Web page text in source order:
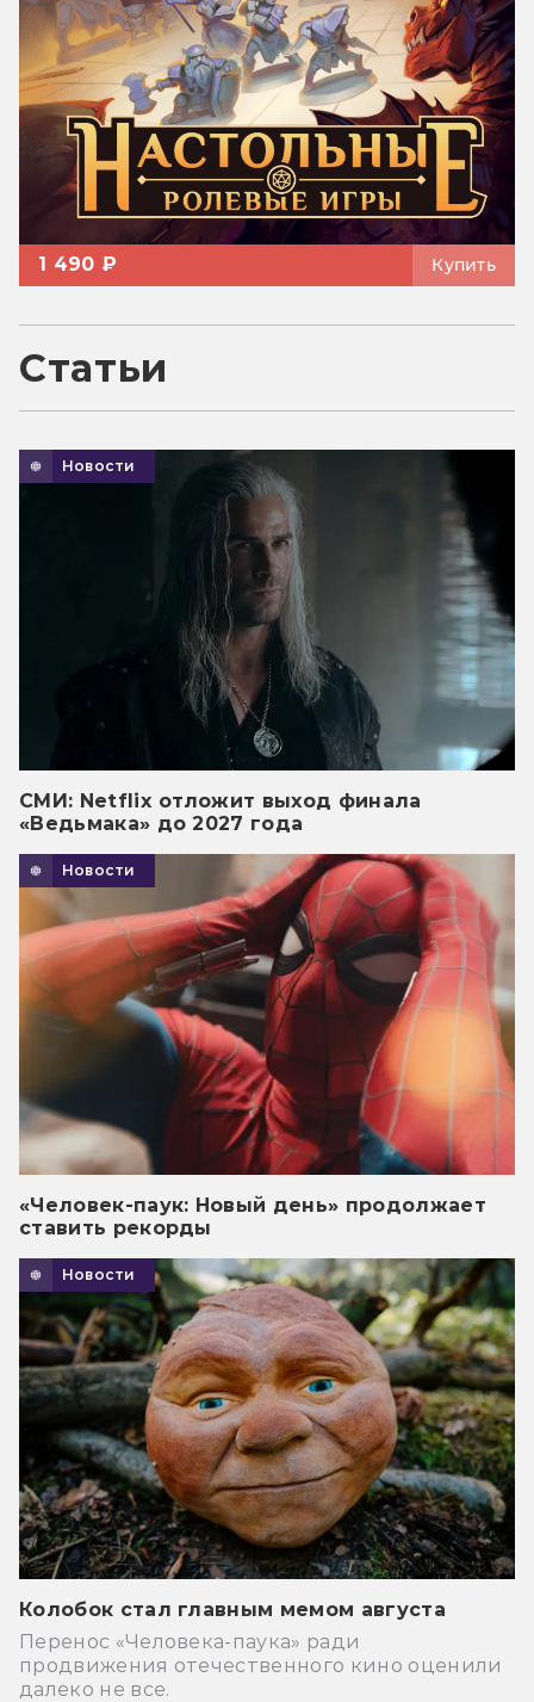
1 490 ₽ Купить
Статьи
Новости
СМИ: Netflix отложит выход финала
«Ведьмака» до 2027 года
Новости
«Человек-паук: Новый день» продолжает
ставить рекорды
Новости
Колобок стал главным мемом августа
Перенос «Человека-паука» ради
продвижения отечественного кино оценили
далеко не все.